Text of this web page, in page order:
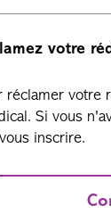
votre
réclamer votre
Si vous
inscrire.